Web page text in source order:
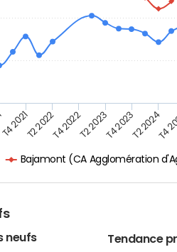
Bajamont (CA Agglomération
T4 2021T2 2022T4 2022T2 2023T4 2023T2 2024T4
neufs Tendance